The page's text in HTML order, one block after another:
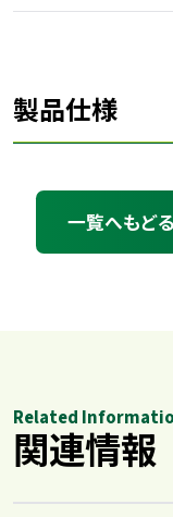
製品仕様
一覧へもどる
Related
関連情報